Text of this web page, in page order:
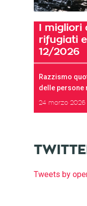
I migliori
rifugiati
12/2026
Razzismo
delle persone
24 marzo 2026
Tweets by